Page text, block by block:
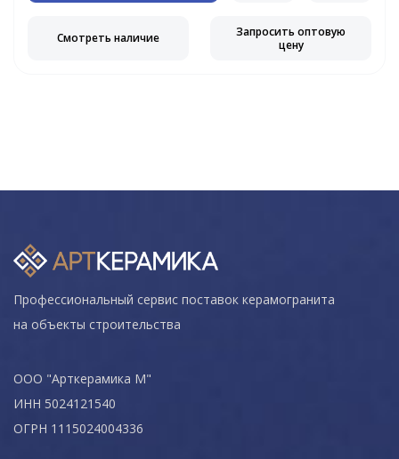
Смотреть наличие
Запросить оптовую
цену
Профессиональный сервис поставок керамогранита
на объекты строительства
ООО "Арткерамика М"
ИНН 5024121540
ОГРН 1115024004336